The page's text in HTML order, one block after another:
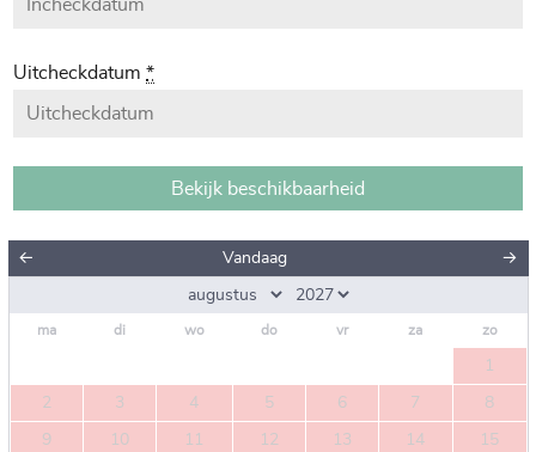
Uitcheckdatum*
← Vandaag →
ma di wo do vr za zo
1
2 3 4 5 6 7 8
9 10 11 12 13 14 15